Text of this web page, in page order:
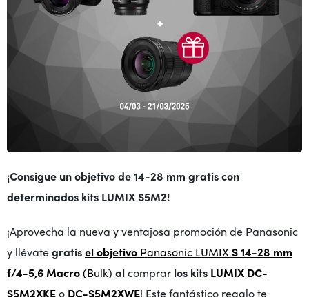
¡Consigue un objetivo de 14-28 mm gratis con
determinados kits LUMIX S5M2!
¡Aprovecha la nueva y ventajosa promoción de Panasonic
y llévategratisel objetivo Panasonic LUMIXS 14-28 mm
f/4-5,6 Macro(Bulk) alcomprar los kits LUMIX DC-
S5M2XKEo DC-S5M2XWE! Este fantástico regalo te